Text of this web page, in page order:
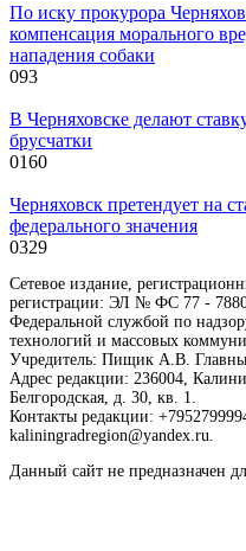
По иску прокурора
компенсация морального
нападения собаки
093
В Черняховске делают
брусчатки
0160
Черняховск претендует на
федерального значения
0329
Сетевое издание,
регистрации: ЭЛ № ФС 77 -
Федеральной службой по
технологий и массовых
Учредитель: Пищик А.В.
Адрес редакции: 236004,
Белгородская, д. 30, кв. 1.
Контакты редакции:
kaliningradregion@yandex.ru.
Данный сайт не предназначен